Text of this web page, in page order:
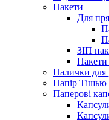
Пакети
Для
ЗІП
Палички для
Папір Тішью
Паперові